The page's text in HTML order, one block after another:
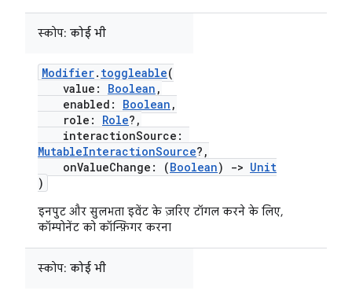
स्कोप: कोई भी
Modifier. toggleable(
value: Boolean ,
enabled: Boolean ,
role: Role?,
interactionSource:
MutableInteractionSource?,
onValueChange: (Boolean) -> Unit
)
इनपुट और सुलभता इवेंट के ज़रिए टॉगल करने के लिए,
कॉम्पोनेंट को कॉन्फ़िगर करना
स्कोप: कोई भी